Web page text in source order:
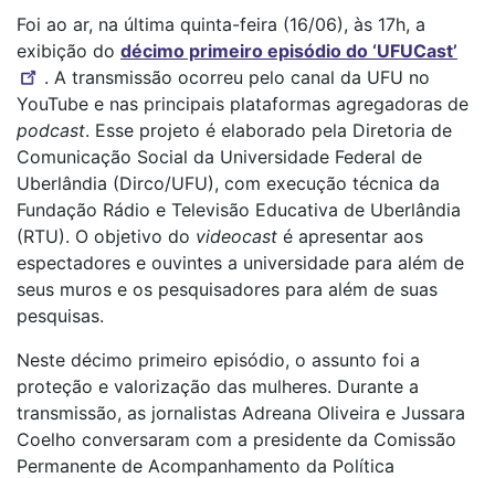
Foi ao ar, na última quinta-feira (16/06), às 17h, a
exibição do décimo primeiro episódio do ‘UFUCast’
. A transmissão ocorreu pelo canal da UFU no
YouTube e nas principais plataformas agregadoras de
podcast. Esse projeto é elaborado pela Diretoria de
Comunicação Social da Universidade Federal de
Uberlândia (Dirco/UFU), com execução técnica da
Fundação Rádio e Televisão Educativa de Uberlândia
(RTU). O objetivo do videocast é apresentar aos
espectadores e ouvintes a universidade para além de
seus muros e os pesquisadores para além de suas
pesquisas.
Neste décimo primeiro episódio, o assunto foi a
proteção e valorização das mulheres. Durante a
transmissão, as jornalistas Adreana Oliveira e Jussara
Coelho conversaram com a presidente da Comissão
Permanente de Acompanhamento da Política